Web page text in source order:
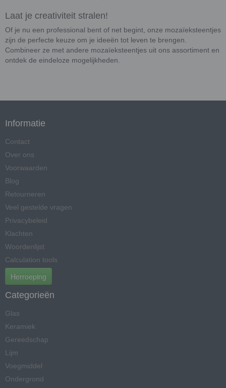
Laat je creativiteit stralen!
Of je nu een professional bent of net begint, onze mozaïeksteentjes
zijn de perfecte keuze om je ideeën tot leven te brengen.
Combineer ze met andere mozaïeksteentjes uit ons assortiment en
ontdek de eindeloze mogelijkheden.
Informatie
Contact
Over ons
Voorwaarden
Blog
Retourneren
Veel gestelde vragen
Privacybeleid
Klachten
Woordenlijst
Calculation tools
Herroeping
Categorieën
Glas
Keramiek
Gereedschap
Lijm
Voegmiddel
Ondergrond